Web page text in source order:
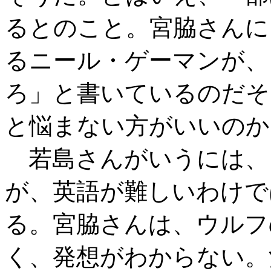
るとのこと。宮脇さん
るニール・ゲーマンが
ろ」と書いているのだ
と悩まない方がいいの
若島さんがいうには
が、英語が難しいわけ
る。宮脇さんは、ウル
く、発想がわからない